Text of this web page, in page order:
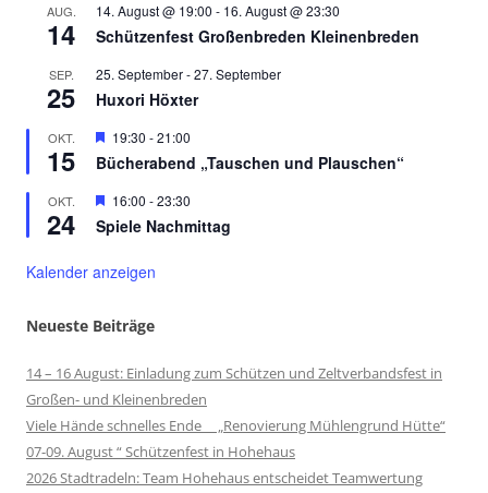
AUG.
14
14. August @ 19:00 - 16. August @ 23:30
Schützenfest Großenbreden Kleinenbreden
SEP.
25
25. September-27. September
Huxori Höxter
OKT.
15
Hervorgehoben
19:30 -21:00
Bücherabend „Tauschen und Plauschen“
OKT.
24
Hervorgehoben
16:00 -23:30
Spiele Nachmittag
Kalender anzeigen
Neueste Beiträge
14 – 16 August: Einladung zum Schützen und Zeltverbandsfest in
Großen- und Kleinenbreden
Viele Hände schnelles Ende „Renovierung Mühlengrund Hütte“
07-09. August “ Schützenfest in Hohehaus
2026 Stadtradeln: Team Hohehaus entscheidet Teamwertung